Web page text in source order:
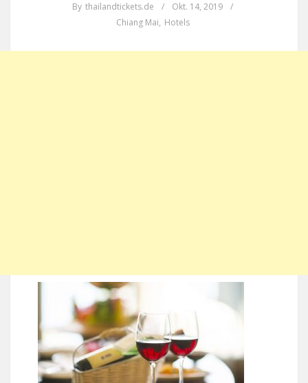
By thailandtickets.de / Okt. 14, 2019
/
Chiang Mai, Hotels